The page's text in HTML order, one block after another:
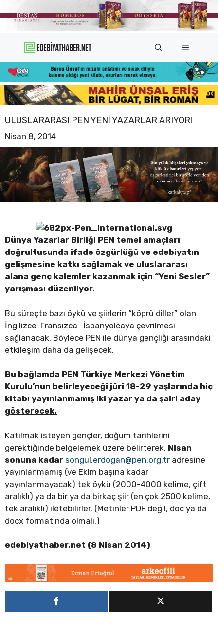
atla
Menü
ULUSLARARASI PEN YENI YAZARLAR ARIYOR!
Nisan 8, 2014
Dünya Yazarlar Birliği PEN temel amaçları
doğrultusunda ifade özgürlüğü ve edebiyatın
gelişmesine katkı sağlamak ve uluslararası
alana genç kalemler kazanmak için “Yeni Sesler”
yarışması düzenliyor.
Bu süreçte bazı öykü ve şiirlerin “köprü diller” olan
İngilizce-Fransızca -İspanyolcaya çevrilmesi
sağlanacak. Böylece PEN ile dünya gençliği arasındaki
etkileşim daha da gelişecek.
Bu bağlamda PEN Türkiye Merkezi Yönetim
Kurulu’nun belirleyeceği jüri 18-29 yaşlarında hiç
kitabı yayınlanmamış iki yazar ya da şairi aday
gösterecek.
Katılmak isteyen gençler, doğum tarihlerini
gerektiğinde belgelemek üzere belirterek, Nisan
sonuna kadar songul.erdogan@pen.org.tr adresine
yayınlanmamış (ve Ekim başına kadar
yayınlanmayacak) tek öykü (2000-4000 kelime, çift
aralıklı) ya da bir ya da birkaç şiir (en çok 2500 kelime,
tek aralıklı) iletebilirler. (Metinler PDF değil, doc ya da
docx formatında olmalı.)
edebiyathaber.net (8 Nisan 2014)